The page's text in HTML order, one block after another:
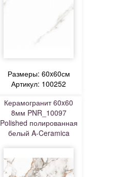
Размеры: 60x60см
Артикул: 100252
Керамогранит 60x60
8мм PNR_10097
Polished полированная
белый A-Ceramica